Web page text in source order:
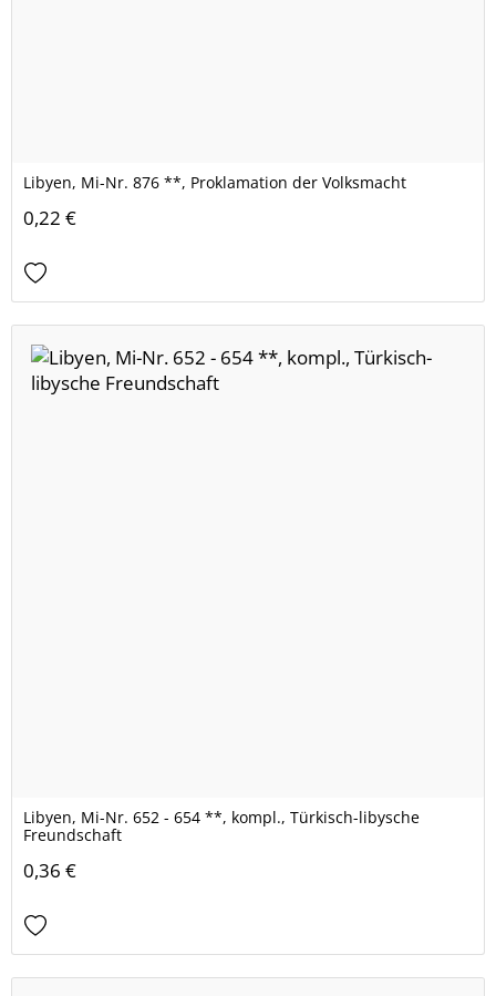
Libyen, Mi-Nr. 876 **, Proklamation der Volksmacht
0,22 €
Libyen, Mi-Nr. 652 - 654 **, kompl., Türkisch-libysche
Freundschaft
0,36 €